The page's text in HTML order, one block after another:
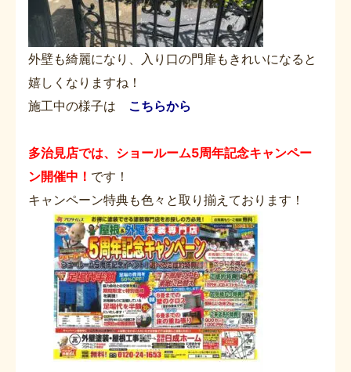
外壁も綺麗になり、入り口の門扉もきれいになると
嬉しくなりますね！
施工中の様子は こちらから
多治見店では、ショールーム5周年記念キャンペー
ン開催中！ です！
キャンペーン特典も色々と取り揃えております！